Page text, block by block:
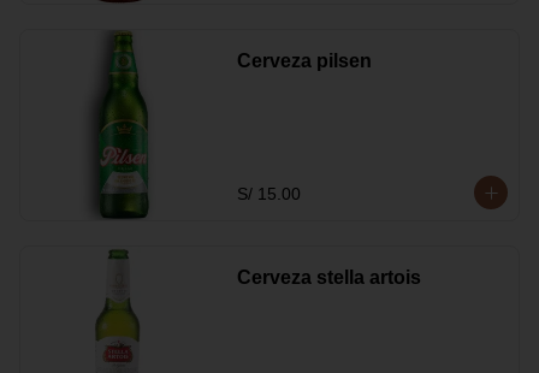
Cerveza pilsen
S/ 15.00
Cerveza stella artois